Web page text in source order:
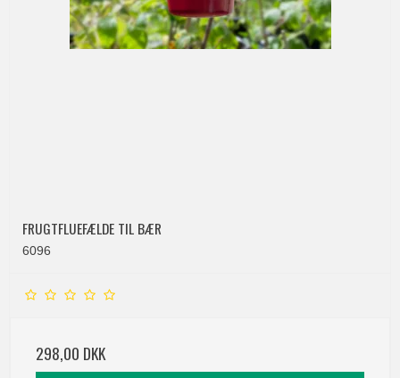
FRUGTFLUEFÆLDE TIL BÆR
6096
298,00 DKK